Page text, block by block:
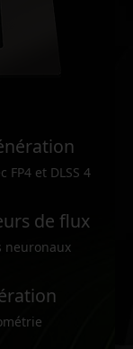
FP4 et DLSS 4
de flux
neuronaux